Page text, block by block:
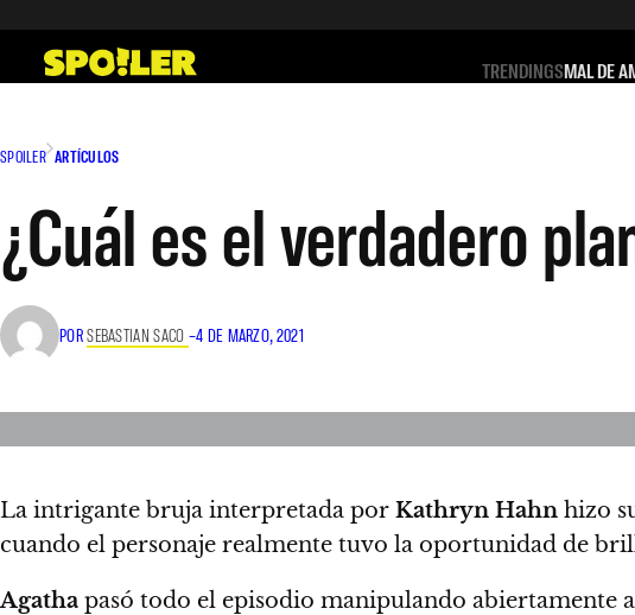
contenido
TRENDINGSMAL DE
SPOILER ARTÍCULOS
¿Cuál es el verdadero
PORSEBASTIAN SACO –4 DE MARZO, 2021
La intrigante bruja interpretada por Kathryn Hahn hizo
cuando el personaje realmente tuvo la oportunidad de
Agatha pasó todo el episodio manipulando abiertamente